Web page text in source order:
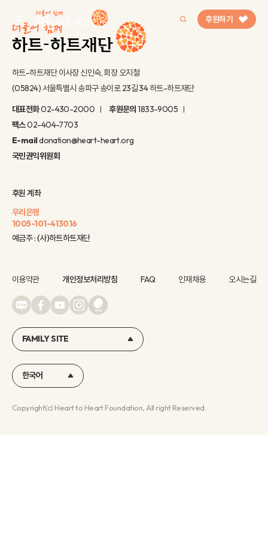
gnb menu open 후원하기
인기 키워드
#정기후원#하트플레이스
하트-하트재단 이사장 신인숙, 회장 오지철
(05824) 서울특별시 송파구 송이로 23길 34 하트-하트재단
대표전화02-430-2000 후원문의1833-9005
팩스02-404-7703
E-maildonation@heart-heart.org
국민권익위원회
후원 계좌
우리은행
1005-101-413016
예금주 : (사)하트하트재단
Copyright(c) Heart to Heart Foundation, All right Reserved.
이용약관 개인정보처리방침 FAQ 인재채용 오시는길
FAMILY SITE
한국어